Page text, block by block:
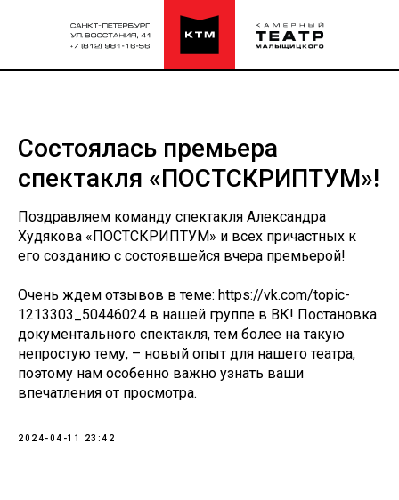
Состоялась премьера
спектакля «ПОСТСКРИПТУМ»!
Поздравляем команду спектакля Александра
Худякова «ПОСТСКРИПТУМ» и всех причастных к
его созданию с состоявшейся вчера премьерой!
Очень ждем отзывов в теме: https://vk.com/topic-
1213303_50446024 в нашей группе в ВК! Постановка
документального спектакля, тем более на такую
непростую тему, – новый опыт для нашего театра,
поэтому нам особенно важно узнать ваши
впечатления от просмотра.
2024-04-11 23:42